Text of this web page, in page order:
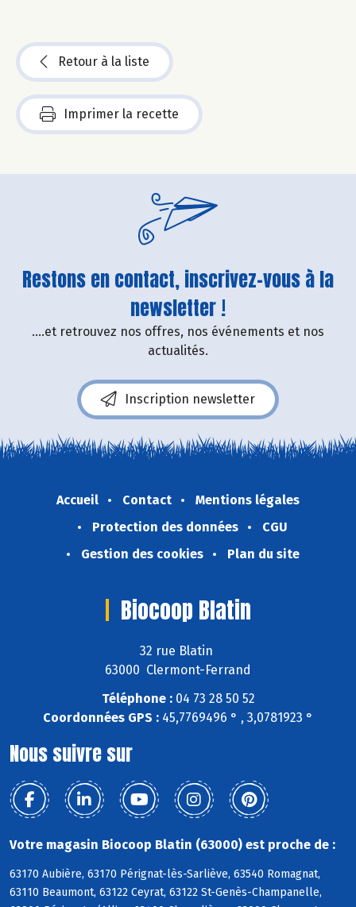
Retour à la liste
Imprimer la recette
Restons en contact, inscrivez-vous à la
newsletter !
....et retrouvez nos offres, nos événements et nos
actualités.
Inscription newsletter
Accueil Contact
Mentions légales
Protection des données
CGU
Gestion des cookies
Plan du site
Biocoop Blatin
32 rue Blatin
63000 Clermont-Ferrand
Téléphone :04 73 28 50 52
Coordonnées GPS : 45,7769496 ° , 3,0781923 °
Nous suivre sur
Votre magasin Biocoop Blatin (63000) est proche de :
63170 Aubière, 63170 Pérignat-lès-Sarliève, 63540 Romagnat,
63110 Beaumont, 63122 Ceyrat, 63122 St-Genès-Champanelle,